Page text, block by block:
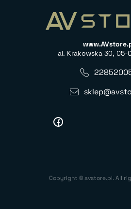
al. Krakowska 30, 05-
Copyright © avstore.pl. All